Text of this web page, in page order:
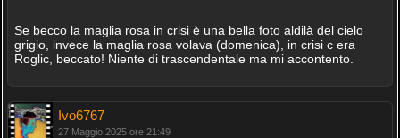
Se becco la maglia rosa in crisi è una bella foto aldilà del cielo
grigio, invece la maglia rosa volava (domenica), in crisi c era
Roglic, beccato! Niente di trascendentale ma mi accontento.
Ivo6767
27 Maggio 2025 ore 21:49